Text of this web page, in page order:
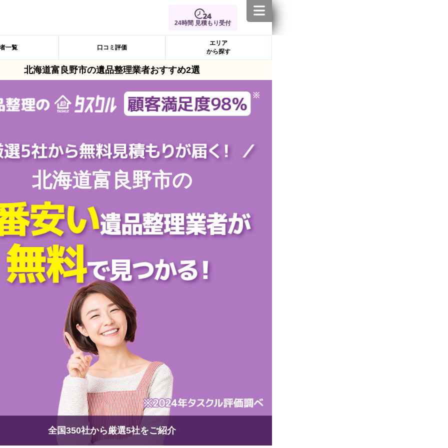
24時間 見積もり受付
一覧 口コミ評価
エリア
から探す
北海道富良野市の遺品整理業者おすすめ2選
北海道富良野市の
全国350社から厳選5社をご紹介